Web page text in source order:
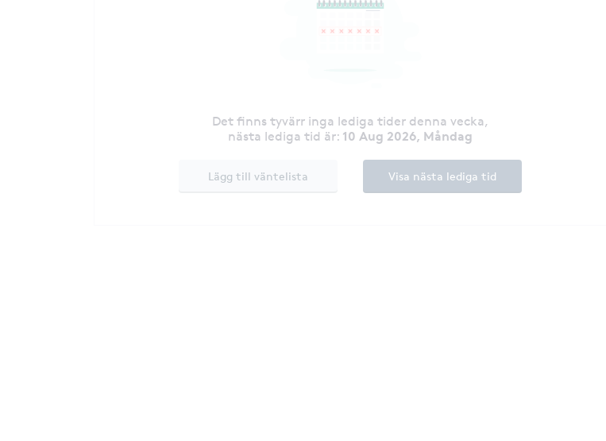
Det finns tyvärr inga lediga tider denna vecka,
nästa lediga tid är: 10 Aug 2026, Måndag
Lägg till väntelista Visa nästa lediga tid